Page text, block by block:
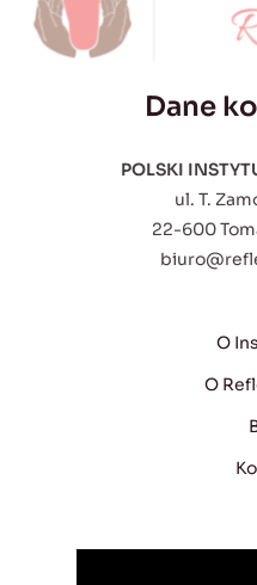
Dane
POLSKI
ul. T.
22-600
O
O